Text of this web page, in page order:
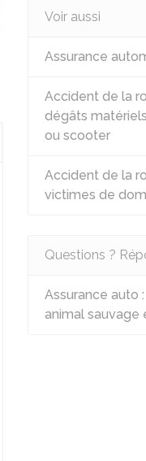
Voir aussi
Assurance
Accident de la
dégâts
ou scooter
Accident de la
victimes de
Questions ?
Assurance auto
animal sauvage